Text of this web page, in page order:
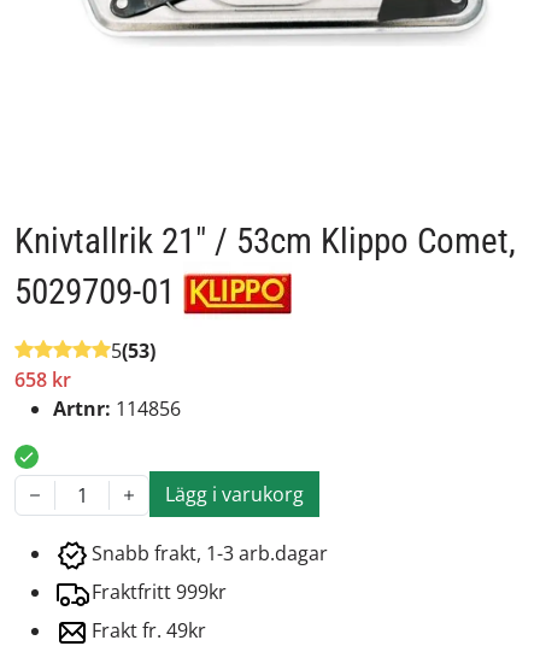
Knivtallrik 21" / 53cm Klippo Comet,
5029709-01
5(53)
658 kr
Artnr: 114856
1 Lägg i varukorg
Snabb frakt, 1-3 arb.dagar
Fraktfritt 999kr
Frakt fr. 49kr